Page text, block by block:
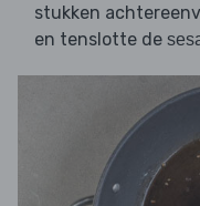
stukken
en tenslotte de